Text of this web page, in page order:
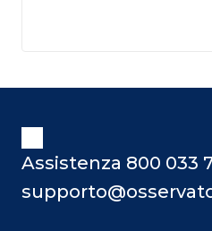
Assistenza 800 033